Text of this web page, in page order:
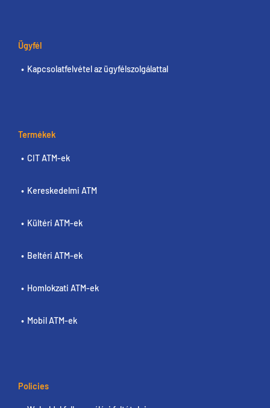
Ügyfél
Kapcsolatfelvétel az ügyfélszolgálattal
Termékek
CIT ATM-ek
Kereskedelmi ATM
Kültéri ATM-ek
Beltéri ATM-ek
Homlokzati ATM-ek
Mobil ATM-ek
Policies